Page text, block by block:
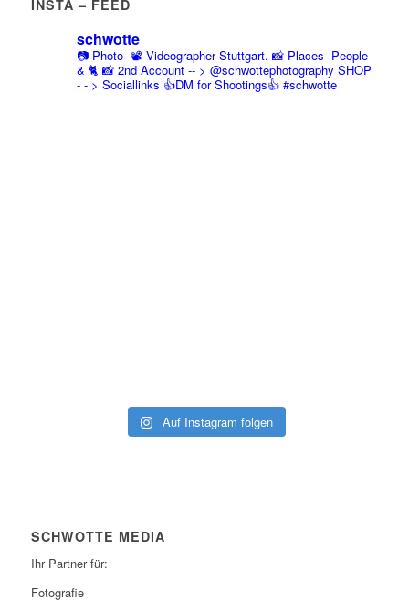
INSTA – FEED
schwotte
📷 Photo--📽️ Videographer Stuttgart. 📸 Places -People
& 🐈 📸 2nd Account-- > @schwottephotography SHOP
- - > Sociallinks 👍DM for Shootings👍#schwotte
Auf Instagram folgen
SCHWOTTE MEDIA
Ihr Partner für:
Fotografie